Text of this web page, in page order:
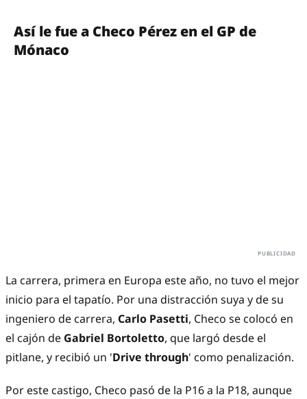
Así le fue a Checo Pérez en el GP de
Mónaco
La carrera, primera en Europa este año, no tuvo el mejor
inicio para el tapatío. Por una distracción suya y de su
ingeniero de carrera, Carlo Pasetti, Checo se colocó en
el cajón de Gabriel Bortoletto, que largó desde el
pitlane, y recibió un 'Drive through' como penalización.
Por este castigo, Checo pasó de la P16 a la P18, aunque